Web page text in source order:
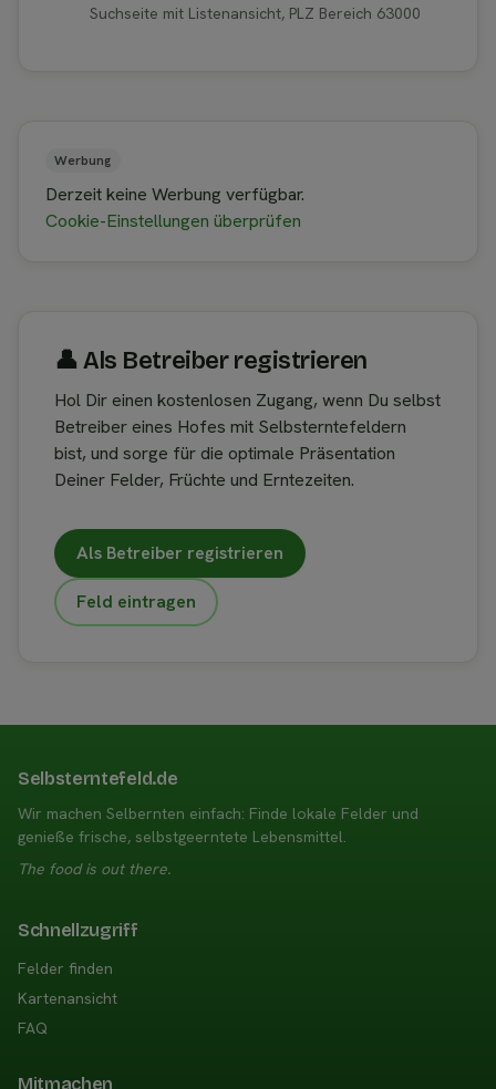
Suchseite mit Listenansicht, PLZ Bereich 63000
Werbung
Derzeit keine Werbung verfügbar.
Cookie-Einstellungen überprüfen
👤︎ Als Betreiber registrieren
Hol Dir einen kostenlosen Zugang, wenn Du selbst
Betreiber eines Hofes mit Selbsterntefeldern
bist, und sorge für die optimale Präsentation
Deiner Felder, Früchte und Erntezeiten.
Als Betreiber registrieren
Feld eintragen
Selbsterntefeld.de
Wir machen Selbernten einfach: Finde lokale Felder und
genieße frische, selbstgeerntete Lebensmittel.
The food is out there.
Schnellzugriff
Felder finden
Kartenansicht
FAQ
Mitmachen